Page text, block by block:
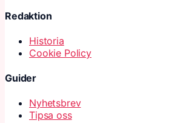
Redaktion
Historia
Cookie Policy
Guider
Nyhetsbrev
Tipsa oss